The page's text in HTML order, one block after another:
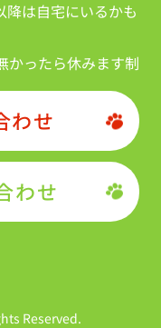
降は自宅にいるかも
かったら休みます制
わせ
わせ
Reserved.